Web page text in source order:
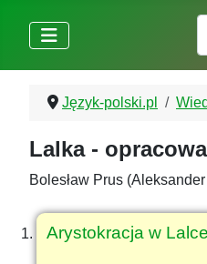
Język-polski.pl
Lalka -
Bolesław Prus
Arystokracja w